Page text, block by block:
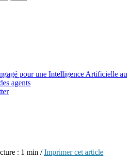
pour une Intelligence Artificielle au
agents
: 1 min /Imprimer cet article